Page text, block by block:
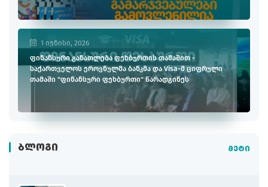
1 ივნისი, 2026
ფინანსური განათლება ფეხბურთის თამაშით -
საქართველოს ეროვნულმა ბანკმა და Visa-მ ციფრული
თამაში "ფინანსური ფეხბურთი" წარადგინეს
ᲑᲚᲝᲒᲘ მეტი